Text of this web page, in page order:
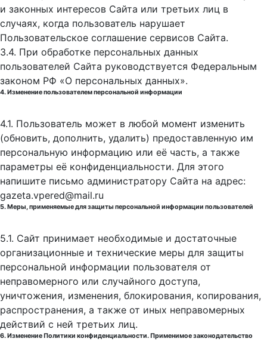
и законных интересов Сайта или третьих лиц в
случаях, когда пользователь нарушает
Пользовательское соглашение сервисов Сайта.
3.4. При обработке персональных данных
пользователей Сайта руководствуется Федеральным
законом РФ «О персональных данных».
4. Изменение пользователем персональной информации
4.1. Пользователь может в любой момент изменить
(обновить, дополнить, удалить) предоставленную им
персональную информацию или её часть, а также
параметры её конфиденциальности. Для этого
напишите письмо администратору Сайта на адрес:
gazeta.vpered@mail.ru
5. Меры, применяемые для защиты персональной информации пользователей
5.1. Сайт принимает необходимые и достаточные
организационные и технические меры для защиты
персональной информации пользователя от
неправомерного или случайного доступа,
уничтожения, изменения, блокирования, копирования,
распространения, а также от иных неправомерных
действий с ней третьих лиц.
6. Изменение Политики конфиденциальности. Применимое законодательство